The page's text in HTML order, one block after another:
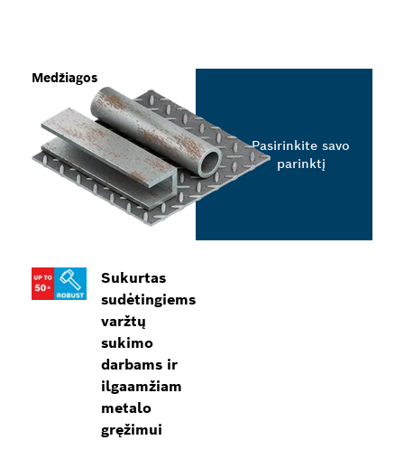
Sukurtas
sudėtingiems
varžtų
sukimo
darbams ir
ilgaamžiam
metalo
gręžimui
Medžiagos
Pasirinkite savo
parinktį